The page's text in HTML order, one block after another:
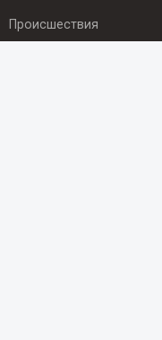
Происшествия